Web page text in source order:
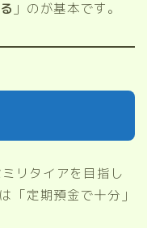
」のが基本です。
リタイアを目指し
「定期預金で十分」